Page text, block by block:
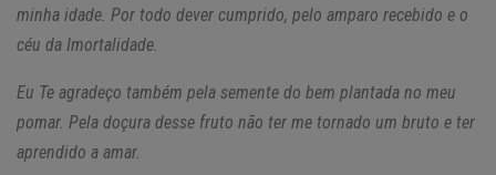
minha idade. Por todo dever cumprido, pelo amparo recebido e o
céu da Imortalidade.
Eu Te agradeço também pela semente do bem plantada no meu
pomar. Pela doçura desse fruto não ter me tornado um bruto e ter
aprendido a amar.